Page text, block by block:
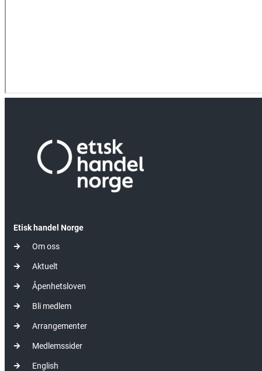
Etisk handel Norge
Om oss
Aktuelt
Åpenhetsloven
Bli medlem
Arrangementer
Medlemssider
English